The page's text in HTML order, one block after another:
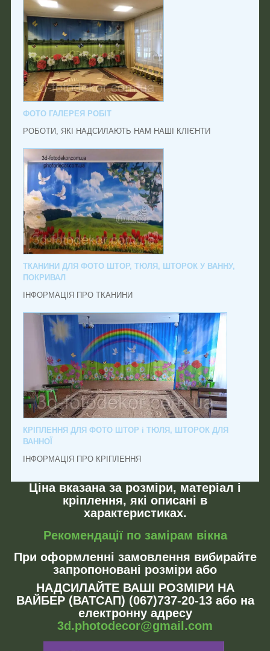
ФОТО ГАЛЕРЕЯ РОБІТ
РОБОТИ, ЯКІ НАДСИЛАЮТЬ НАМ НАШІ КЛІЄНТИ
ТКАНИНИ ДЛЯ ФОТО ШТОР, ТЮЛЯ, ШТОРОК У ВАННУ,
ПОКРИВАЛ
ІНФОРМАЦІЯ ПРО ТКАНИНИ
КРІПЛЕННЯ ДЛЯ ФОТО ШТОР і ТЮЛЯ, ШТОРОК ДЛЯ
ВАННОЇ
ІНФОРМАЦІЯ ПРО КРІПЛЕННЯ
Ціна вказана за розміри, матеріал і
кріплення, які описані в
характеристиках.
Рекомендації по замірам вікна
При оформленні замовлення вибирайте
запропоновані розміри або
НАДСИЛАЙТЕ ВАШІ РОЗМІРИ НА
ВАЙБЕР (ВАТСАП) (067)737-20-13 або на
електронну адресу
3d.photodecor@gmail.com